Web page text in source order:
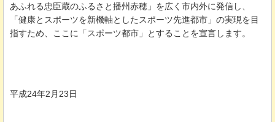
あふれる忠臣蔵のふるさと播州赤穂」を広く市内外に発信し、
「健康とスポーツを新機軸としたスポーツ先進都市」の実現を目
指すため、ここに「スポーツ都市」とすることを宣言します。
平成24年2月23日